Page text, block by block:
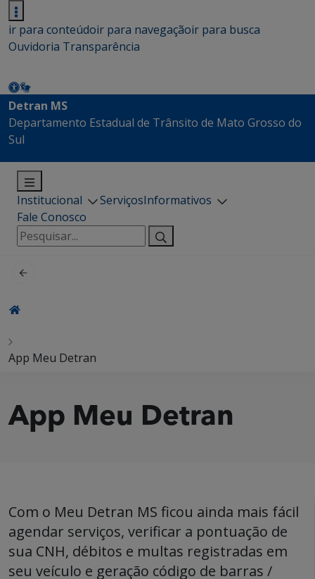
ir para conteúdoir para navegaçãoir para busca
Ouvidoria Transparência
Detran MS
Departamento Estadual de Trânsito de Mato Grosso do
Sul
Institucional ServiçosInformativos
Fale Conosco
Pesquisar
por:
App Meu Detran
App Meu Detran
Com o Meu Detran MS ficou ainda mais fácil
agendar serviços, verificar a pontuação de
sua CNH, débitos e multas registradas em
seu veículo e geração código de barras /